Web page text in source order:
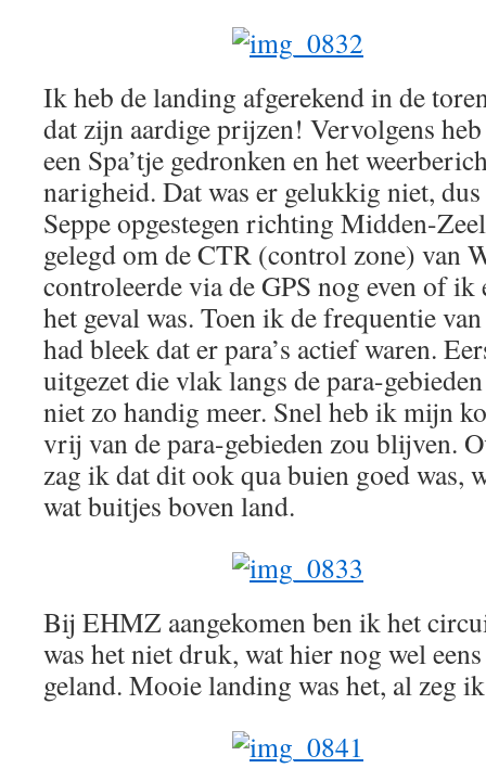
Ik heb de landing afgerekend in de
dat zijn aardige prijzen! Vervolgens
een Spa’tje gedronken en het
narigheid. Dat was er gelukkig niet,
Seppe opgestegen richting Midden-
gelegd om de CTR (control zone) van
controleerde via de GPS nog even of
het geval was. Toen ik de frequentie
had bleek dat er para’s actief waren.
uitgezet die vlak langs de para-
niet zo handig meer. Snel heb ik mijn
vrij van de para-gebieden zou blijven.
zag ik dat dit ook qua buien goed was,
wat buitjes boven land.
Bij EHMZ aangekomen ben ik het
was het niet druk, wat hier nog wel
geland. Mooie landing was het, al zeg